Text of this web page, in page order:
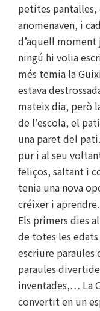
petites
anomenaven, i
d’aquell
ningú hi volia
més temia la
estava
mateix dia, però
de l’escola, el
una paret del
pur i al seu
feliços, saltant i
tenia una nova
créixer i aprendre.
Els primers dies
de totes les
escriure paraules
paraules
inventades,… La
convertit en un